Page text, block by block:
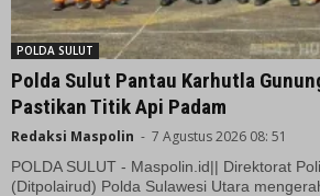
POLDA SULUT
Polda Sulut Pantau Karhutla
Pastikan Titik Api Padam
Redaksi Maspolin - 7 Agustus 2026 08: 51
POLDA SULUT - Maspolin.id|| Direktorat
(Ditpolairud) Polda Sulawesi Utara